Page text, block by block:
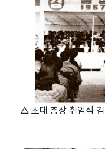
△ 초대 총장 취임식